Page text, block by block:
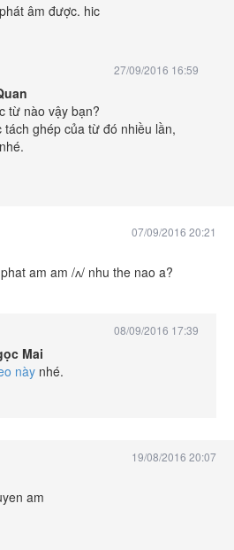
âm được. hic
27/09/2016 16:59
từ nào vậy bạn?
tách ghép của từ đó nhiều lần,
07/09/2016 20:21
am am /ʌ/ nhu the nao a?
08/09/2016 17:39
Mai
này nhé.
19/08/2016 20:07
am